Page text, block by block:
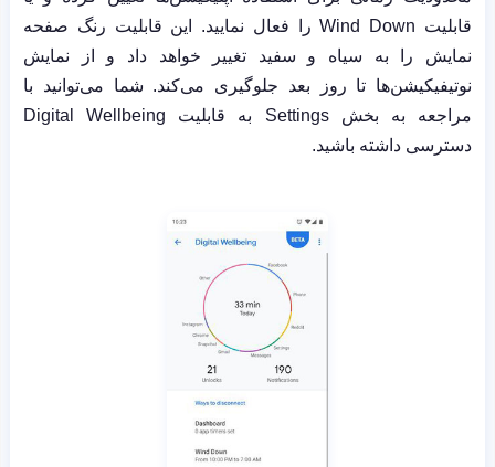
قابلیت Wind Downرا فعال نمایید. این قابلیت رنگ صفحه
نمایش را به سیاه و سفید تغییر خواهد داد و از نمایش
نوتیفیکیشن‌ها تا روز بعد جلوگیری می‌کند. شما می‌توانید با
مراجعه به بخشSettings به قابلیت Digital Wellbeing
دسترسی داشته باشید.